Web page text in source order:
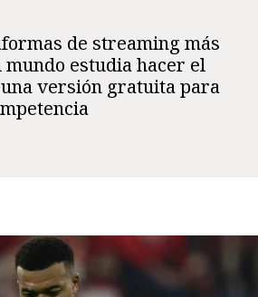
de streaming más
estudia hacer el
versión gratuita para